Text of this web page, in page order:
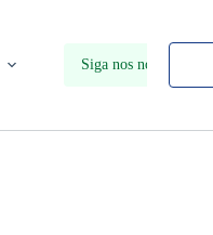
Siga nos no Instagram